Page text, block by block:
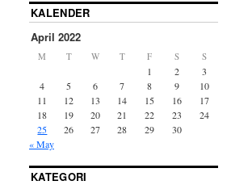
KALENDER
April 2022
M T W T F S S
1 2
3
4
5 6 7 8 9
10
11
12 13 14 15 16
17
18
19 20 21 22 23
24
25
26 27 28 29
30
« May
KATEGORI